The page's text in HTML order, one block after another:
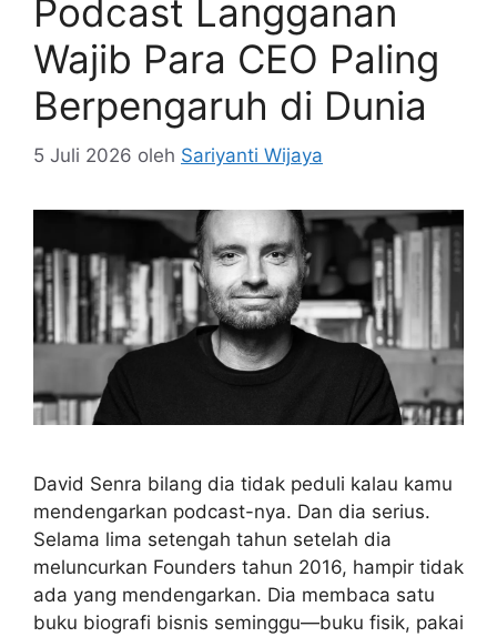
Podcast Langganan
Wajib Para CEO Paling
Berpengaruh di Dunia
5 Juli 2026 oleh Sariyanti Wijaya
David Senra bilang dia tidak peduli kalau kamu
mendengarkan podcast-nya. Dan dia serius.
Selama lima setengah tahun setelah dia
meluncurkan Founders tahun 2016, hampir tidak
ada yang mendengarkan. Dia membaca satu
buku biografi bisnis seminggu—buku fisik, pakai